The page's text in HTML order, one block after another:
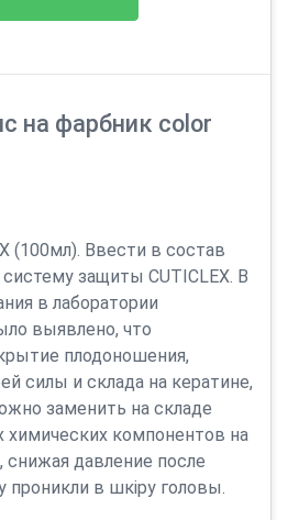
на фарбник color
(100мл). Ввести в состав
защиты CUTICLEX. В
в лаборатории
выявлено, что
плодоношения,
силы и склада на кератине,
заменить на складе
химических компонентов на
снижая давление после
проникли в шкіру головы.